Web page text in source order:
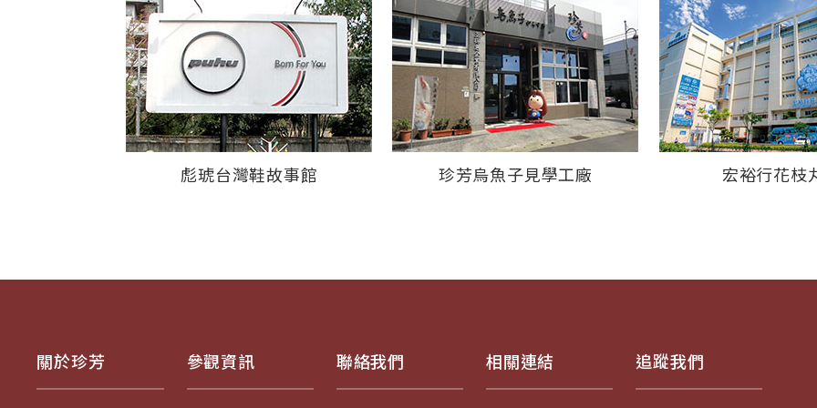
彪琥台灣鞋故事館 珍芳烏魚子見學工廠 宏裕行花枝
關於珍芳 參觀資訊 聯絡我們 相關連結 追蹤我們